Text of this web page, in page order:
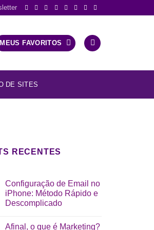
MEUS FAVORITOS
DE SITES
RECENTES
Configuração de Email no
iPhone: Método Rápido e
Descomplicado
Afinal, o que é Marketing?